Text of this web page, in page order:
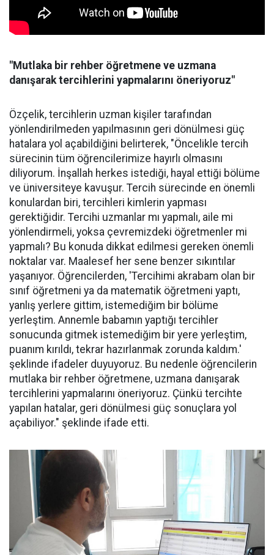
"Mutlaka bir rehber öğretmene ve uzmana
danışarak tercihlerini yapmalarını öneriyoruz"
Özçelik, tercihlerin uzman kişiler tarafından
yönlendirilmeden yapılmasının geri dönülmesi güç
hatalara yol açabildiğini belirterek, "Öncelikle tercih
sürecinin tüm öğrencilerimize hayırlı olmasını
diliyorum. İnşallah herkes istediği, hayal ettiği bölüme
ve üniversiteye kavuşur. Tercih sürecinde en önemli
konulardan biri, tercihleri kimlerin yapması
gerektiğidir. Tercihi uzmanlar mı yapmalı, aile mi
yönlendirmeli, yoksa çevremizdeki öğretmenler mi
yapmalı? Bu konuda dikkat edilmesi gereken önemli
noktalar var. Maalesef her sene benzer sıkıntılar
yaşanıyor. Öğrencilerden, 'Tercihimi akrabam olan bir
sınıf öğretmeni ya da matematik öğretmeni yaptı,
yanlış yerlere gittim, istemediğim bir bölüme
yerleştim. Annemle babamın yaptığı tercihler
sonucunda gitmek istemediğim bir yere yerleştim,
puanım kırıldı, tekrar hazırlanmak zorunda kaldım.'
şeklinde ifadeler duyuyoruz. Bu nedenle öğrencilerin
mutlaka bir rehber öğretmene, uzmana danışarak
tercihlerini yapmalarını öneriyoruz. Çünkü tercihte
yapılan hatalar, geri dönülmesi güç sonuçlara yol
açabiliyor." şeklinde ifade etti.